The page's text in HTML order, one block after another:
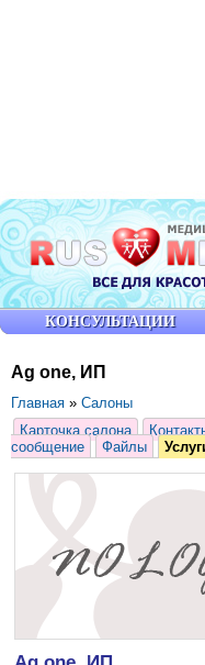
Ag one, ИП
Главная » Салоны
Карточка салона
сообщение
Файлы
КОНСУЛЬТАЦИИ